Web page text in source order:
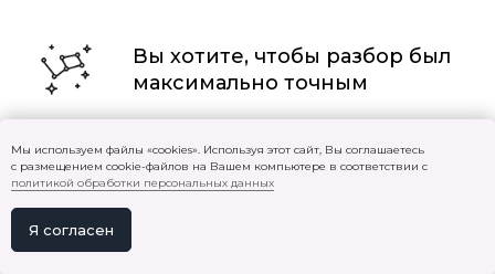
Вы хотите, чтобы разбор был
максимально точным
Вы умеете интерпретировать
натальные карты и обладаете
Мы используем файлы «cookies». Используя этот сайт, Вы соглашаетесь
с размещением cookie-файлов на Вашем компьютере в соответствии с
политикой обработки персональных данных
Я согласен